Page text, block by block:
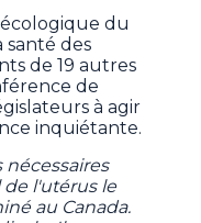
du
santé des
de 19 autres
de
à agir
inquiétante.
nécessaires
l'utérus le
au Canada.